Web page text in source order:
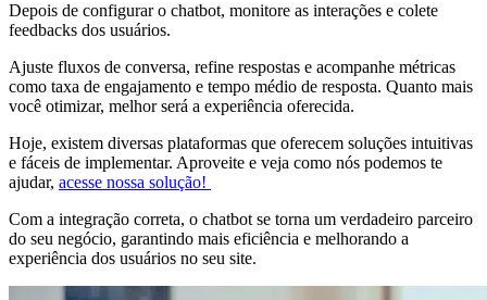
Depois de configurar o chatbot, monitore as interações e colete
feedbacks dos usuários.
Ajuste fluxos de conversa, refine respostas e acompanhe métricas
como taxa de engajamento e tempo médio de resposta. Quanto mais
você otimizar, melhor será a experiência oferecida.
Hoje, existem diversas plataformas que oferecem soluções intuitivas
e fáceis de implementar. Aproveite e veja como nós podemos te
ajudar, acesse nossa solução!
Com a integração correta, o chatbot se torna um verdadeiro parceiro
do seu negócio, garantindo mais eficiência e melhorando a
experiência dos usuários no seu site.